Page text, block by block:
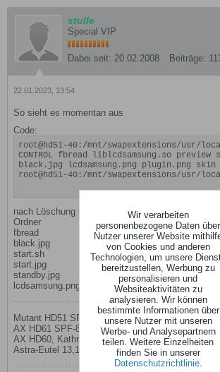
stulle
Special VIP
Dabei seit: 20.02.2008 Beiträge:
22.01.2023, 13:54
So sieht es momentan aus
Code:
root@hd51-40:/mnt/swapextensions/usr/
CONTROL fbread liblcdsamsung.so
black.jpg lcdsamsung.png plugin.png
root@hd51-40:/mnt/swapextensions/usr/
nach Löschung und anschließende
Ordner
fbread
black.jpg
start.sh
start.jpg
standby.jpg
lcdsamsung.png
Mutant HD51 SPF-107H
AX HD61 SPF-87H
AX HD60, Kathrein UFS913 und UFS912, Edision-
Astra-Eutel 13,19,23,28 Multischalter- DiSEqC
Wir verarbeiten
personenbezogene Daten über
Nutzer unserer Website
von Cookies und anderen
Technologien, um unsere
bereitzustellen, Werbung zu
personalisieren und
Websiteaktivitäten zu
analysieren. Wir können
bestimmte Informationen über
unsere Nutzer mit unseren
Werbe- und Analysepartnern
teilen. Weitere Einzelheiten
finden Sie in unserer
Datenschutzrichtlinie.